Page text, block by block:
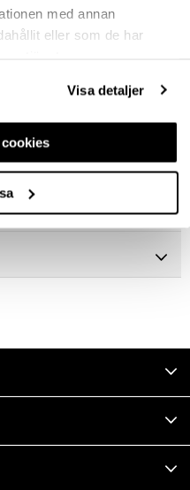
med annan
eller som de har
Visa detaljer